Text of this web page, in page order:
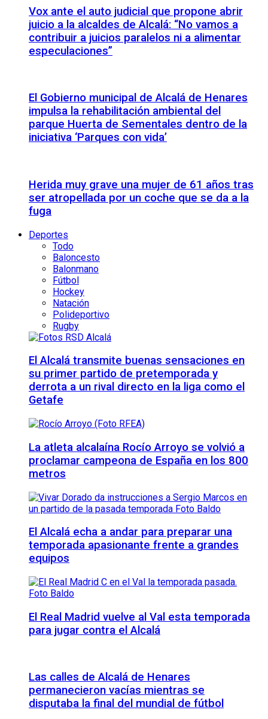
Vox ante el auto judicial que propone abrir
juicio a la alcaldes de Alcalá: “No vamos a
contribuir a juicios paralelos ni a alimentar
especulaciones”
El Gobierno municipal de Alcalá de Henares
impulsa la rehabilitación ambiental del
parque Huerta de Sementales dentro de la
iniciativa ‘Parques con vida’
Herida muy grave una mujer de 61 años tras
ser atropellada por un coche que se da a la
fuga
Deportes
Todo
Baloncesto
Balonmano
Fútbol
Hockey
Natación
Polideportivo
Rugby
El Alcalá transmite buenas sensaciones en
su primer partido de pretemporada y
derrota a un rival directo en la liga como el
Getafe
La atleta alcalaína Rocío Arroyo se volvió a
proclamar campeona de España en los 800
metros
El Alcalá echa a andar para preparar una
temporada apasionante frente a grandes
equipos
El Real Madrid vuelve al Val esta temporada
para jugar contra el Alcalá
Las calles de Alcalá de Henares
permanecieron vacías mientras se
disputaba la final del mundial de fútbol